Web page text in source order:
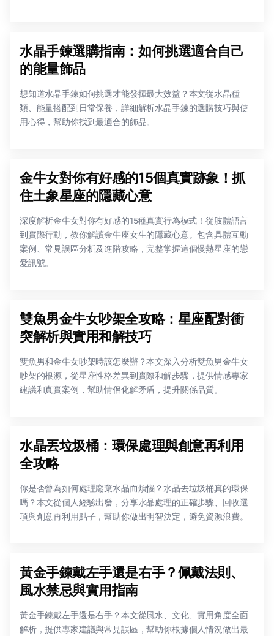
水晶手鍊選購指南：如何挑選適合自己
的能量飾品
想知道水晶手鍊如何挑選才能發揮最大效益？本文從水晶種
類、能量搭配到日常保養，詳細解析水晶手鍊的選購技巧與使
用心得，幫助你找到最適合的飾品。
金牛女對你有好感的15個真實跡象！抓
住土象星座的隱藏心意
深度解析金牛女對你有好感的15種真實行為模式！從肢體語言
到實際行動，教你解讀金牛座女生的隱藏心意。包含具體互動
案例、常見誤區分析及進階攻略，完整掌握這個慢熱星座的戀
愛訊號。
雙魚男金牛女吵架全攻略：星座配對衝
突解析與實用和解技巧
雙魚男和金牛女吵架時該怎麼辦？本文深入分析雙魚男金牛女
吵架的根源，從星座性格差異到實際和解步驟，提供情感專家
建議和真實案例，幫助情侶化解矛盾，提升關係品質。
水晶丟垃圾桶：環保處理與創意再利用
全攻略
你是否曾為如何處理廢棄水晶而煩惱？水晶丟垃圾桶真的環保
嗎？本文從個人經驗出發，分享水晶處理的正確步驟、回收選
項與創意再利用點子，幫助你做出明智決定，避免資源浪費。
黃金手鍊戴左手還是右手？佩戴法則、
風水禁忌與實用指南
黃金手鍊戴左手還是右手？本文從風水、文化、實用角度全面
解析，提供專家建議與常見誤區，幫助你根據個人情況做出最